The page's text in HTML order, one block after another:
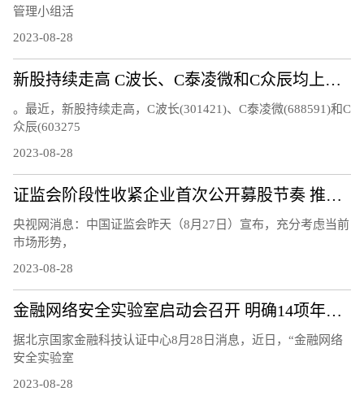
管理小组活
2023-08-28
新股持续走高 C波长、C泰凌微和C众辰均上涨超过20%
。最近，新股持续走高，C波长(301421)、C泰凌微(688591)和C
众辰(603275
2023-08-28
证监会阶段性收紧企业首次公开募股节奏 推动市场回暖
央视网消息：中国证监会昨天（8月27日）宣布，充分考虑当前
市场形势，
2023-08-28
金融网络安全实验室启动会召开 明确14项年度重点工作任务
据北京国家金融科技认证中心8月28日消息，近日，“金融网络
安全实验室
2023-08-28